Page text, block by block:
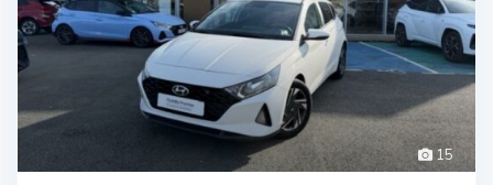
15